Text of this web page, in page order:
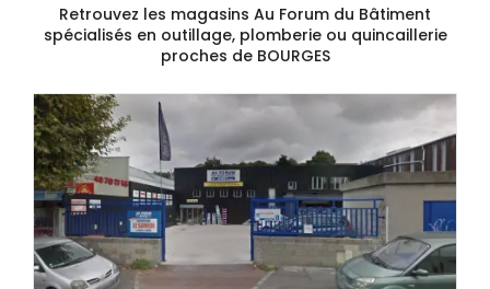
Retrouvez les magasins Au Forum du Bâtiment
spécialisés en outillage, plomberie ou quincaillerie
proches de BOURGES